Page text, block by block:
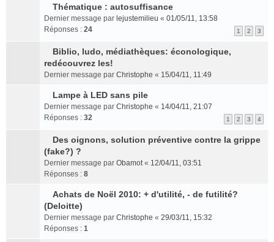
e
n
t
u
s
r
c
e
n
e
p
u
s
r
e
n
n
l
u
e
p
l
s
r
é
e
n
t
g
e
n
n
u
e
p
l
s
r
é
c
n
t
e
s
s
g
e
n
n
l
u
e
p
l
u
é
c
e
e
r
l
m
e
s
a
g
e
o
n
l
u
e
p
l
u
s
u
l
e
r
l
m
e
s
a
g
e
n
n
l
u
l
C
o
s
e
r
l
m
s
g
e
n
o
Thématique : autosuffisance
Dernier message par lejustemilieu « 01/05/11, 13:58
Réponses : 24 1 2 3
C
o
s
u
l
e
r
l
e
e
s
s
a
Biblio, ludo, médiathèques: éconologique,
redécouvrez les!
Dernier message par Christophe « 15/04/11, 11:49
C
o
s
t
l
e
m
Lampe à LED sans pile
Dernier message par Christophe « 14/04/11, 21:07
Réponses : 32 1 2 3 4
C
o
n
u
l
t
e
Des oignons, solution préventive contre la grippe
(fake?) ?
Dernier message par Obamot« 12/04/11, 03:51
Réponses : 8
C
o
n
Achats de Noël 2010: + d'utilité, - de futilité?
(Deloitte)
Dernier message par Christophe « 29/03/11, 15:32
Réponses : 1